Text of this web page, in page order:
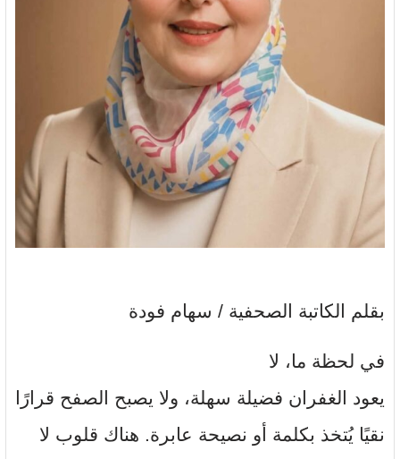
بقلم الكاتبة الصحفية / سهام فودة
في لحظة ما، لا
يعود الغفران فضيلة سهلة، ولا يصبح الصفح قرارًا
نقيًا يُتخذ بكلمة أو نصيحة عابرة. هناك قلوب لا